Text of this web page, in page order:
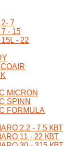
7
- 15
- 22
2.2 - 7.5 КВТ
11 - 22 КВТ